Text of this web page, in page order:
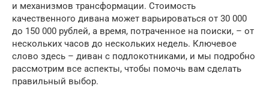
и механизмов трансформации. Стоимость
качественного дивана может варьироваться от 30 000
до 150 000 рублей, а время, потраченное на поиски, – от
нескольких часов до нескольких недель. Ключевое
слово здесь – диван с подлокотниками, и мы подробно
рассмотрим все аспекты, чтобы помочь вам сделать
правильный выбор.